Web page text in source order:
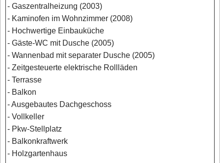
- Gaszentralheizung (2003)
- Kaminofen im Wohnzimmer (2008)
- Hochwertige Einbauküche
- Gäste-WC mit Dusche (2005)
- Wannenbad mit separater Dusche (2005)
- Zeitgesteuerte elektrische Rollläden
- Terrasse
- Balkon
- Ausgebautes Dachgeschoss
- Vollkeller
- Pkw-Stellplatz
- Balkonkraftwerk
- Holzgartenhaus